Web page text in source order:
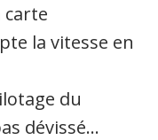
carte
la vitesse en
du
dévissé…